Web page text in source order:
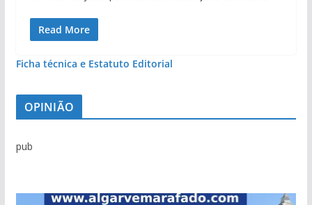
Read More
Ficha técnica e Estatuto Editorial
OPINIÃO
pub